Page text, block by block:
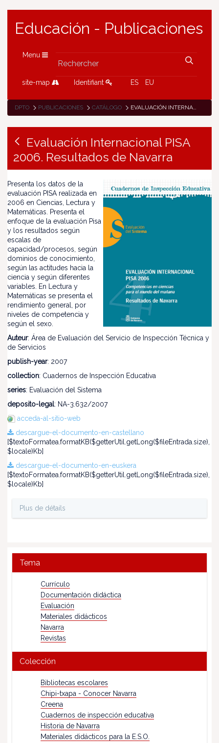
Educación - Publicaciones
Menu
site-map Identifiant ES EU
DPTO PUBLICACIONES CATÁLOGO EVALUACIÓN INTERNACIONAL PISA 2006. RESULTADOS DE NAVARRA
Evaluación Internacional PISA
2006. Resultados de Navarra
Presenta los datos de la
evaluación PISA realizada en
2006 en Ciencias, Lectura y
Matemáticas. Presenta el
enfoque de la evaluación Pisa
y los resultados según
escalas de
capacidad/procesos, según
dominios de conocimiento,
según las actitudes hacia la
ciencia y según diferentes
variables. En Lectura y
Matemáticas se presenta el
rendimiento general, por
niveles de competencia y
según el sexo.
Auteur: Área de Evaluación del Servicio de Inspección Técnica y
de Servicios
publish-year: 2007
collection: Cuadernos de Inspección Educativa
series: Evaluación del Sistema
deposito-legal: NA-3.632/2007
acceda-al-sitio-web
descargue-el-documento-en-castellano
[$textoFormatea.formatKB($getterUtil.getLong($fileEntrada.size),
$locale)Kb]
descargue-el-documento-en-euskera
[$textoFormatea.formatKB($getterUtil.getLong($fileEntrada.size),
$locale)Kb]
Plus de détails
Tema
Currículo
Documentación didáctica
Evaluación
Materiales didácticos
Navarra
Revistas
Colección
Bibliotecas escolares
Chipi-txapa - Conocer Navarra
Creena
Cuadernos de inspección educativa
Historia de Navarra
Materiales didácticos para la E.S.O.